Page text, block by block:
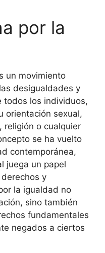
por la
un movimiento
desigualdades y
todos los individuos,
orientación sexual,
religión o cualquier
se ha vuelto
contemporánea,
juega un papel
y
la igualdad no
sino también
fundamentales
negados a ciertos